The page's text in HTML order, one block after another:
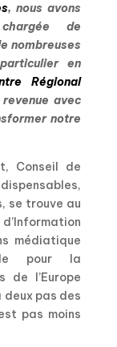
, nous avons
de
nombreuses
en
Régional
avec
notre
Conseil de
se trouve au
médiatique
pour la
de l’Europe
pas des
pas moins